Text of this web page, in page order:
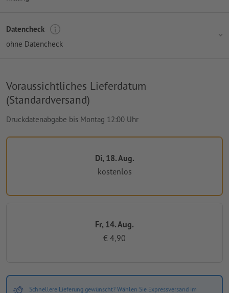
Datencheck
ohne Datencheck
Voraussichtliches Lieferdatum
(Standardversand)
Druckdatenabgabe bis Montag 12:00 Uhr
Di, 18. Aug.
kostenlos
Fr, 14. Aug.
€ 4,90
Schnellere Lieferung gewünscht? Wählen Sie Expressversand im